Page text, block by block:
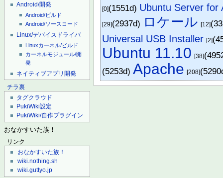
Android/開発
Android/ビルド
Android/ソースコード
Linux/デバイスドライバ
Linuxカーネル/ビルド
カーネルモジュール/開
発
ネイティブアプリ開発
チラ裏
タグクラウド
PukiWiki設定
PukiWiki/自作プラグイン
おなかすいた族！
リンク
おなかすいた族！
wiki.nothing.sh
wiki.guttyo.jp
[0](1551d) Ubuntu Server for
[29](2937d) ロケール [12]
Universal USB Installer [2]
Ubuntu 11.10 [38]
(5253d)Apache [208]